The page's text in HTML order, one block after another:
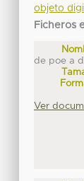
objeto
Ficheros
de poe a
Ver